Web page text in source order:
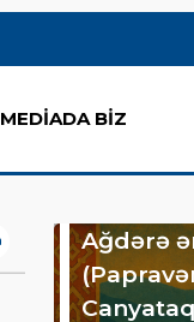
MEDİADA BİZ
Ağdərə